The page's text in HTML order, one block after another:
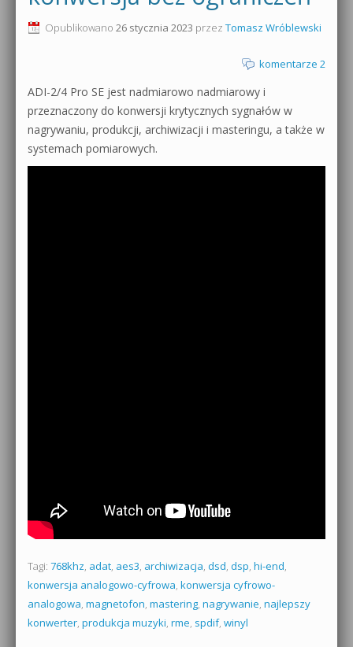
Produkcja muzyczna od podstaw
Sound Forge od podstaw
Dubstep z syntezatorem Massive
0dB.pl - informacje
Materiały dla mediów
Archiwum aktualności
Polityka prywatności
Opublikowano 26 stycznia 2023 przez Tomasz Wróblewski
komentarze 2
ADI-2/4 Pro SE jest nadmiarowo nadmiarowy i
przeznaczony do konwersji krytycznych sygnałów w
nagrywaniu, produkcji, archiwizacji i masteringu, a także w
systemach pomiarowych.
Tagi: 768khz, adat, aes3, archiwizacja, dsd, dsp, hi-end,
konwersja analogowo-cyfrowa, konwersja cyfrowo-
analogowa, magnetofon, mastering, nagrywanie, najlepszy
konwerter, produkcja muzyki, rme, spdif, winyl